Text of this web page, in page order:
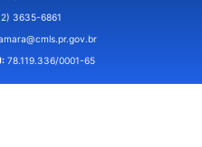
3635-6861
78.119.336/0001-65